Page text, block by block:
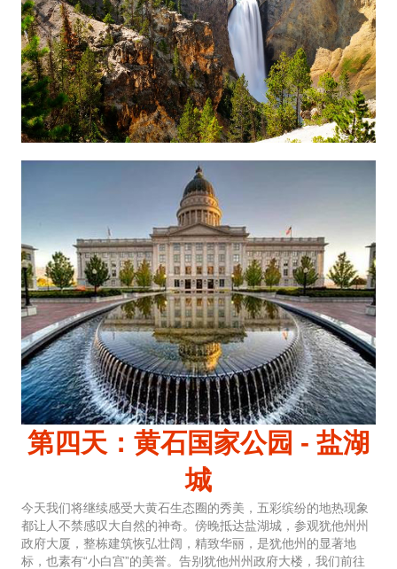
第四天：黄石国家公园 - 盐湖
城
今天我们将继续感受大黄石生态圈的秀美，五彩缤纷的地热现象
都让人不禁感叹大自然的神奇。傍晚抵达盐湖城，参观犹他州州
政府大厦，整栋建筑恢弘壮阔，精致华丽，是犹他州的显著地
标，也素有“小白宫”的美誉。告别犹他州州政府大楼，我们前往